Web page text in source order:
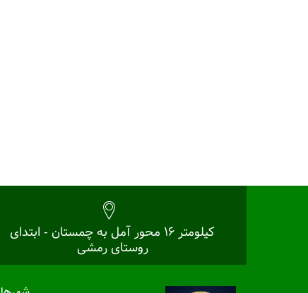
کیلومتر 16 محور آمل به چمستان - ابتدای
روستای رمشی